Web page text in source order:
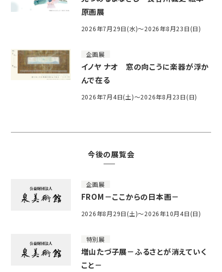
原画展
2026年7月29日(水)～2026年8月23日(日)
企画展
イノヤ ナオ 窓の向こうに楽器が浮か
んで在る
2026年7月4日(土)～2026年8月23日(日)
今後の展覧会
企画展
FROM－ここからの日本画－
2026年8月29日(土)～2026年10月4日(日)
特別展
増山たづ子展－ふるさとが消えていく
こと－